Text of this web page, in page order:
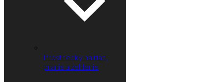
Prostriedky na riad,
pranie a žehlenie